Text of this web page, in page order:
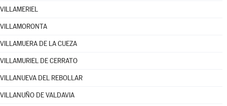
VILLAMERIEL
VILLAMORONTA
VILLAMUERA DE LA CUEZA
VILLAMURIEL DE CERRATO
VILLANUEVA DEL REBOLLAR
VILLANUÑO DE VALDAVIA